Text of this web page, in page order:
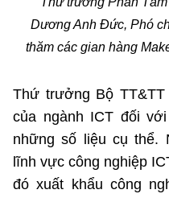
Chọn ngôn ngữ
Vietnamese
BỘ KHOA HỌC
MINISTRY OF
Điều khoản sử dụng Theo
Dương Anh Đức, Phó
thăm các gian hàng
Thứ trưởng Bộ
của ngành ICT đối
những số liệu cụ thể.
lĩnh vực công nghiệp
đó xuất khẩu công